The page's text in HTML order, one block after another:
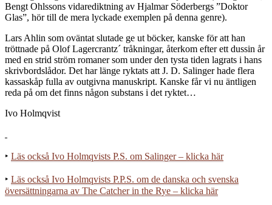
Bengt Ohlssons vidarediktning av Hjalmar Söderbergs ”Doktor
Glas”, hör till de mera lyckade exemplen på denna genre).
Lars Ahlin som oväntat slutade ge ut böcker, kanske för att han
tröttnade på Olof Lagercrantz´ tråkningar, återkom efter ett dussin år
med en strid ström romaner som under den tysta tiden lagrats i hans
skrivbordslådor. Det har länge ryktats att J. D. Salinger hade flera
kassaskåp fulla av outgivna manuskript. Kanske får vi nu äntligen
reda på om det finns någon substans i det ryktet…
Ivo Holmqvist
‣ Läs också Ivo Holmqvists P.S. om Salinger – klicka här
‣ Läs också Ivo Holmqvists P.P.S. om de danska och svenska
översättningarna av The Catcher in the Rye – klicka här